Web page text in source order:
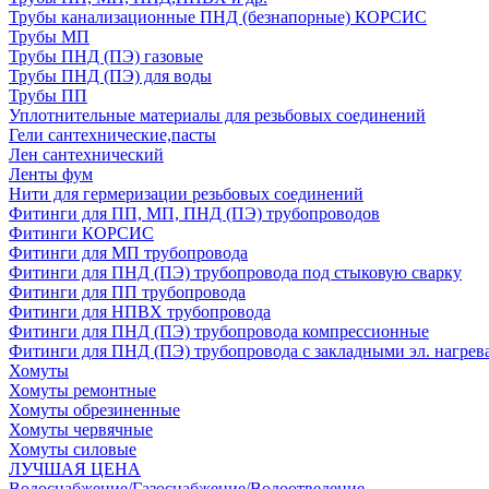
Трубы канализационные ПНД (безнапорные) КОРСИС
Трубы МП
Трубы ПНД (ПЭ) газовые
Трубы ПНД (ПЭ) для воды
Трубы ПП
Уплотнительные материалы для резьбовых соединений
Гели сантехнические,пасты
Лен сантехнический
Ленты фум
Нити для гермеризации резьбовых соединений
Фитинги для ПП, МП, ПНД (ПЭ) трубопроводов
Фитинги КОРСИС
Фитинги для МП трубопровода
Фитинги для ПНД (ПЭ) трубопровода под стыковую сварку
Фитинги для ПП трубопровода
Фитинги для НПВХ трубопровода
Фитинги для ПНД (ПЭ) трубопровода компрессионные
Фитинги для ПНД (ПЭ) трубопровода с закладными эл.
Хомуты
Хомуты ремонтные
Хомуты обрезиненные
Хомуты червячные
Хомуты силовые
ЛУЧШАЯ ЦЕНА